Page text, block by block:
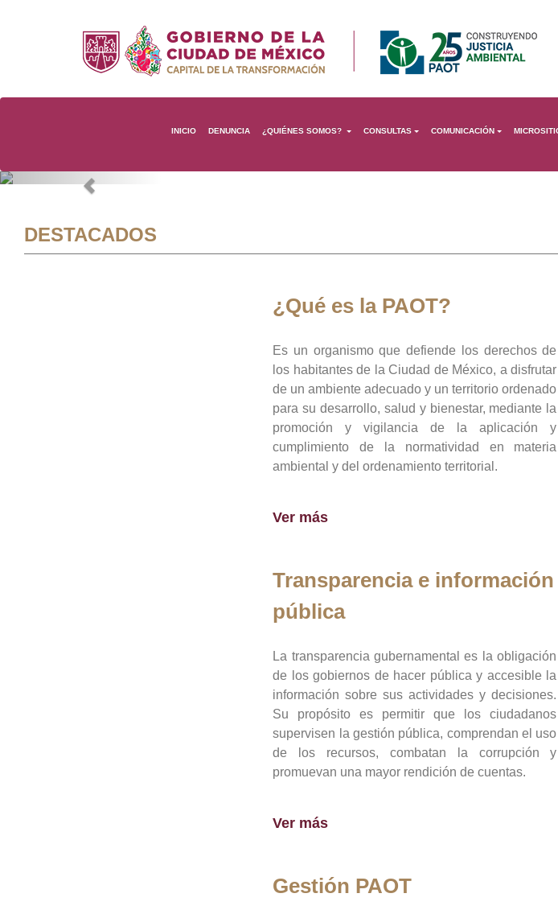
INICIO DENUNCIA ¿QUIÉNES SOMOS? CONSULTAS COMUNICACIÓN
Previous
DESTACADOS
¿Qué es la PAOT?
Es un organismo que defiende los derechos de
los habitantes de la Ciudad de México, a disfrutar
de un ambiente adecuado y un territorio ordenado
para su desarrollo, salud y bienestar, mediante la
promoción y vigilancia de la aplicación y
cumplimiento de la normatividad en materia
ambiental y del ordenamiento territorial.
Ver más
Transparencia e información
pública
La transparencia gubernamental es la obligación
de los gobiernos de hacer pública y accesible la
información sobre sus actividades y decisiones.
Su propósito es permitir que los ciudadanos
supervisen la gestión pública, comprendan el uso
de los recursos, combatan la corrupción y
promuevan una mayor rendición de cuentas.
Ver más
Gestión PAOT